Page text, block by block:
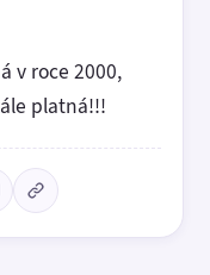
v roce 2000,
platná!!!